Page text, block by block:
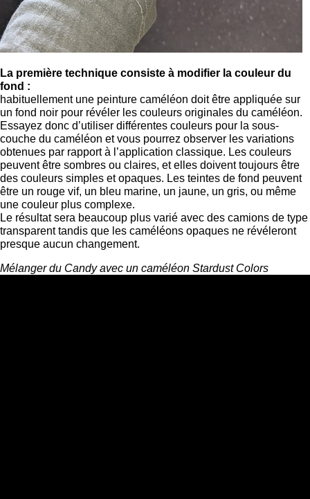
La première technique consiste à modifier la couleur du
fond :
habituellement une peinture caméléon doit être appliquée sur
un fond noir pour révéler les couleurs originales du caméléon.
Essayez donc d’utiliser différentes couleurs pour la sous-
couche du caméléon et vous pourrez observer les variations
obtenues par rapport à l’application classique. Les couleurs
peuvent être sombres ou claires, et elles doivent toujours être
des couleurs simples et opaques. Les teintes de fond peuvent
être un rouge vif, un bleu marine, un jaune, un gris, ou même
une couleur plus complexe.
Le résultat sera beaucoup plus varié avec des camions de type
transparent tandis que les caméléons opaques ne révéleront
presque aucun changement.
Mélanger du Candy avec un caméléon Stardust Colors